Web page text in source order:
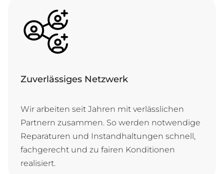
Zuverlässiges Netzwerk
Wir ar­bei­ten seit Jah­ren mit ver­läss­li­chen
Part­nern zu­sam­men. So wer­den not­wen­di­ge
Re­pa­ra­tu­ren und In­stand­hal­tun­gen schnell,
fach­ge­recht und zu fai­ren Kon­di­ti­o­nen
realisiert.